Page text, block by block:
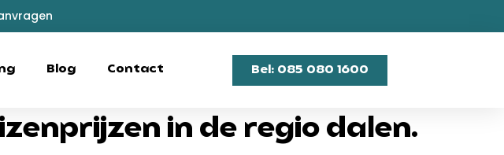
Blog Contact Bel: 085 080 1600
in de regio dalen.